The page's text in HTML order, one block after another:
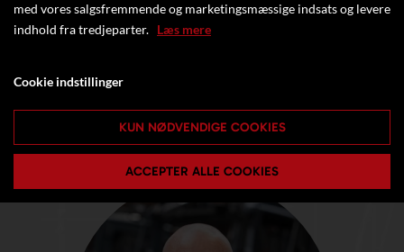
med vores salgsfremmende og marketingsmæssige indsats og levere
indhold fra tredjeparter. Læs mere
Cookie indstillinger
KUN NØDVENDIGE COOKIES
ACCEPTER ALLE COOKIES